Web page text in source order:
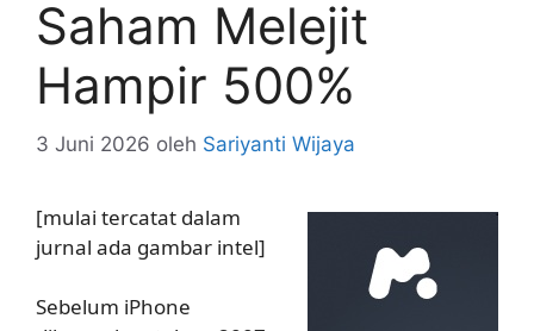
Saham Melejit
Hampir 500%
3 Juni 2026 oleh Sariyanti Wijaya
[mulai tercatat dalam
jurnal ada gambar intel]
Sebelum iPhone